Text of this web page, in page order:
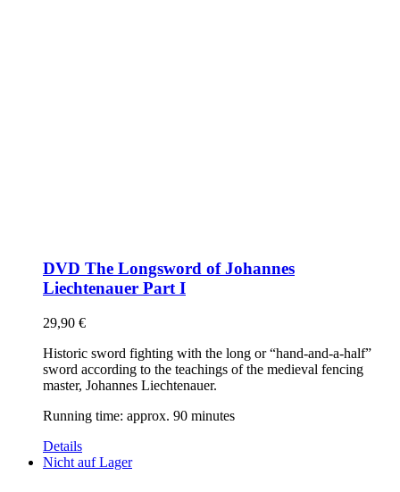
DVD The Longsword of Johannes
Liechtenauer Part I
29,90 €
Historic sword fighting with the long or “hand-and-a-half”
sword according to the teachings of the medieval fencing
master, Johannes Liechtenauer.
Running time: approx. 90 minutes
Details
Nicht auf Lager